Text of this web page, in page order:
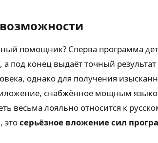
помощник? Сперва программа
под конец выдаёт точный
однако для получения
снабжённое мощным
весьма лояльно относится к
этосерьёзное вложение сил